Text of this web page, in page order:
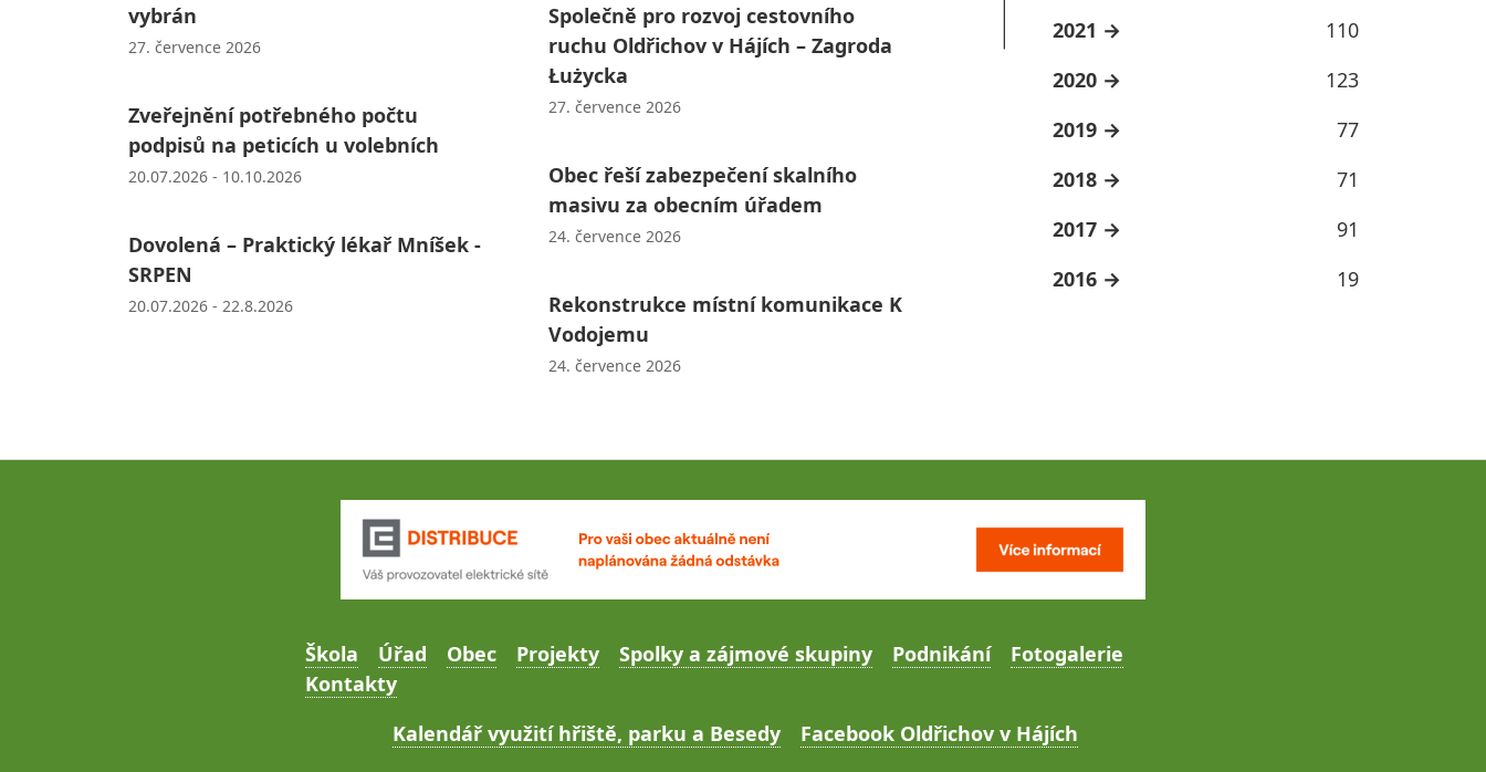
vybrán
27. července 2026
Zveřejnění potřebného počtu
podpisů na peticích u volebních
20.07.2026 - 10.10.2026
Dovolená – Praktický lékař Mníšek -
SRPEN
20.07.2026 - 22.8.2026
Společně pro rozvoj cestovního
ruchu Oldřichov v Hájích – Zagroda
Łużycka
27. července 2026
Obec řeší zabezpečení skalního
masivu za obecním úřadem
24. července 2026
Rekonstrukce místní komunikace K
Vodojemu
24. července 2026
2021
110
2020
123
2019
77
2018
71
2017
91
2016
19
Škola Úřad Obec Projekty Spolky a zájmové skupiny Podnikání
Fotogalerie
Kontakty
Kalendář využití hřiště, parku a Besedy
Facebook Oldřichov v Hájích